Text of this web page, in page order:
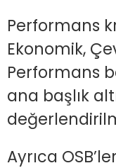
Performans
Ekonomik,
Performans
ana başlık
Ayrıca